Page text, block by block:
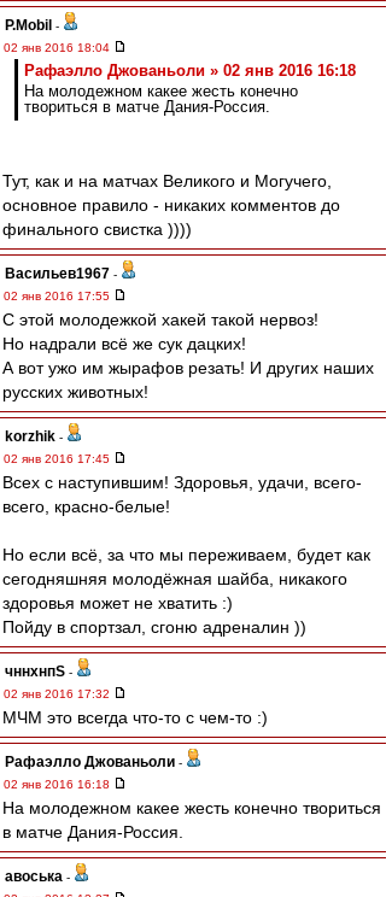
P.Mobil -
02 янв 2016 18:04
Рафаэлло Джованьоли » 02 янв 2016 16:18
На молодежном какее жесть конечно
твориться в матче Дания-Россия.
Тут, как и на матчах Великого и Могучего,
основное правило - никаких комментов до
финального свистка ))))
Васильев1967 -
02 янв 2016 17:55
С этой молодежкой хакей такой нервоз!
Но надрали всё же сук дацких!
А вот ужо им жырафов резать! И других наших
русских животных!
korzhik -
02 янв 2016 17:45
Всех с наступившим! Здоровья, удачи, всего-
всего, красно-белые!
Но если всё, за что мы переживаем, будет как
сегодняшняя молодёжная шайба, никакого
здоровья может не хватить :)
Пойду в спортзал, сгоню адреналин ))
чннхнпS -
02 янв 2016 17:32
МЧМ это всегда что-то с чем-то :)
Рафаэлло Джованьоли -
02 янв 2016 16:18
На молодежном какее жесть конечно твориться
в матче Дания-Россия.
авоська -